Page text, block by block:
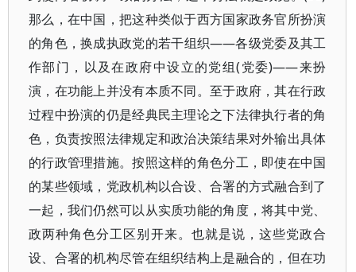
那么，在中国，把这种类似于西方国家政务官所扮演
的角色，换成执政党的若干组织——各级党委及其工
作部门，以及在政府中设立的党组(党委)——来扮
演，在功能上并没有本质不同。至于政府，其在行政
过程中扮演的仍是经典民主理论之下法律执行者的角
色，负责按照法律规定和政治决策结果对外输出具体
的行政管理措施。按照这样的角色分工，即使在中国
的某些领域，党政机构以合设、合署的方式融合到了
一起，我们仍然可以从实质功能的角度，将其中党、
政两种角色分工区别开来。也就是说，这些党政合
设、合署的机构尽管在组织结构上是融合的，但在功